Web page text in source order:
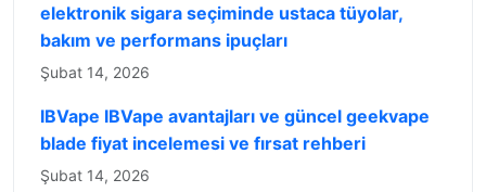
elektronik sigara seçiminde ustaca tüyolar,
bakım ve performans ipuçları
Şubat 14, 2026
IBVape IBVape avantajları ve güncel geekvape
blade fiyat incelemesi ve fırsat rehberi
Şubat 14, 2026